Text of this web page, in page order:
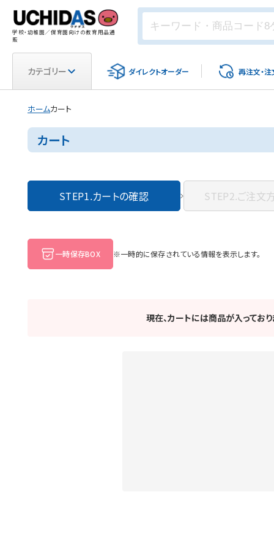
学校・幼稚園／保育園向けの教育用品通
販
カテゴリー ダイレクトオーダー 再注文・注
ホームカート
カート
STEP1.カートの確認 STEP2.ご注文
一時保存BOX ※一時的に保存されている情報を表示します。
現在、カートには商品が入ってお